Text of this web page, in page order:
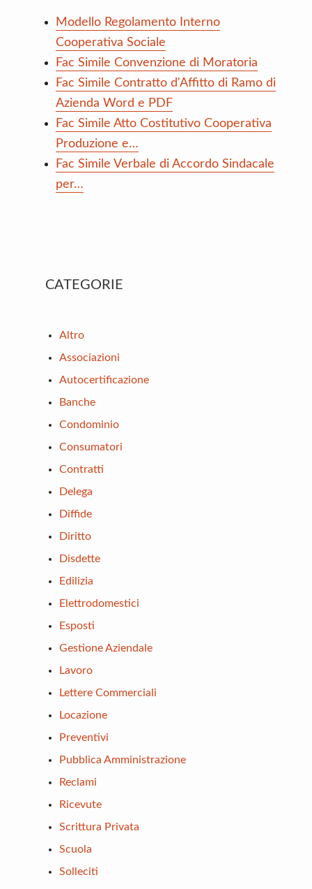
Modello Regolamento Interno
Cooperativa Sociale
Fac Simile Convenzione di Moratoria
Fac Simile Contratto d'Affitto di Ramo di
Azienda Word e PDF
Fac Simile Atto Costitutivo Cooperativa
Produzione e…
Fac Simile Verbale di Accordo Sindacale
per…
Primary
CATEGORIE
Altro
Associazioni
Autocertificazione
Banche
Condominio
Consumatori
Contratti
Delega
Diffide
Diritto
Disdette
Edilizia
Elettrodomestici
Esposti
Gestione Aziendale
Lavoro
Lettere Commerciali
Locazione
Preventivi
Pubblica Amministrazione
Reclami
Ricevute
Scrittura Privata
Scuola
Solleciti